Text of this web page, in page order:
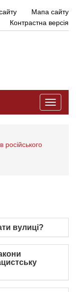
Мапа сайту
Контрастна версія
Toggle
російського
вулиці?